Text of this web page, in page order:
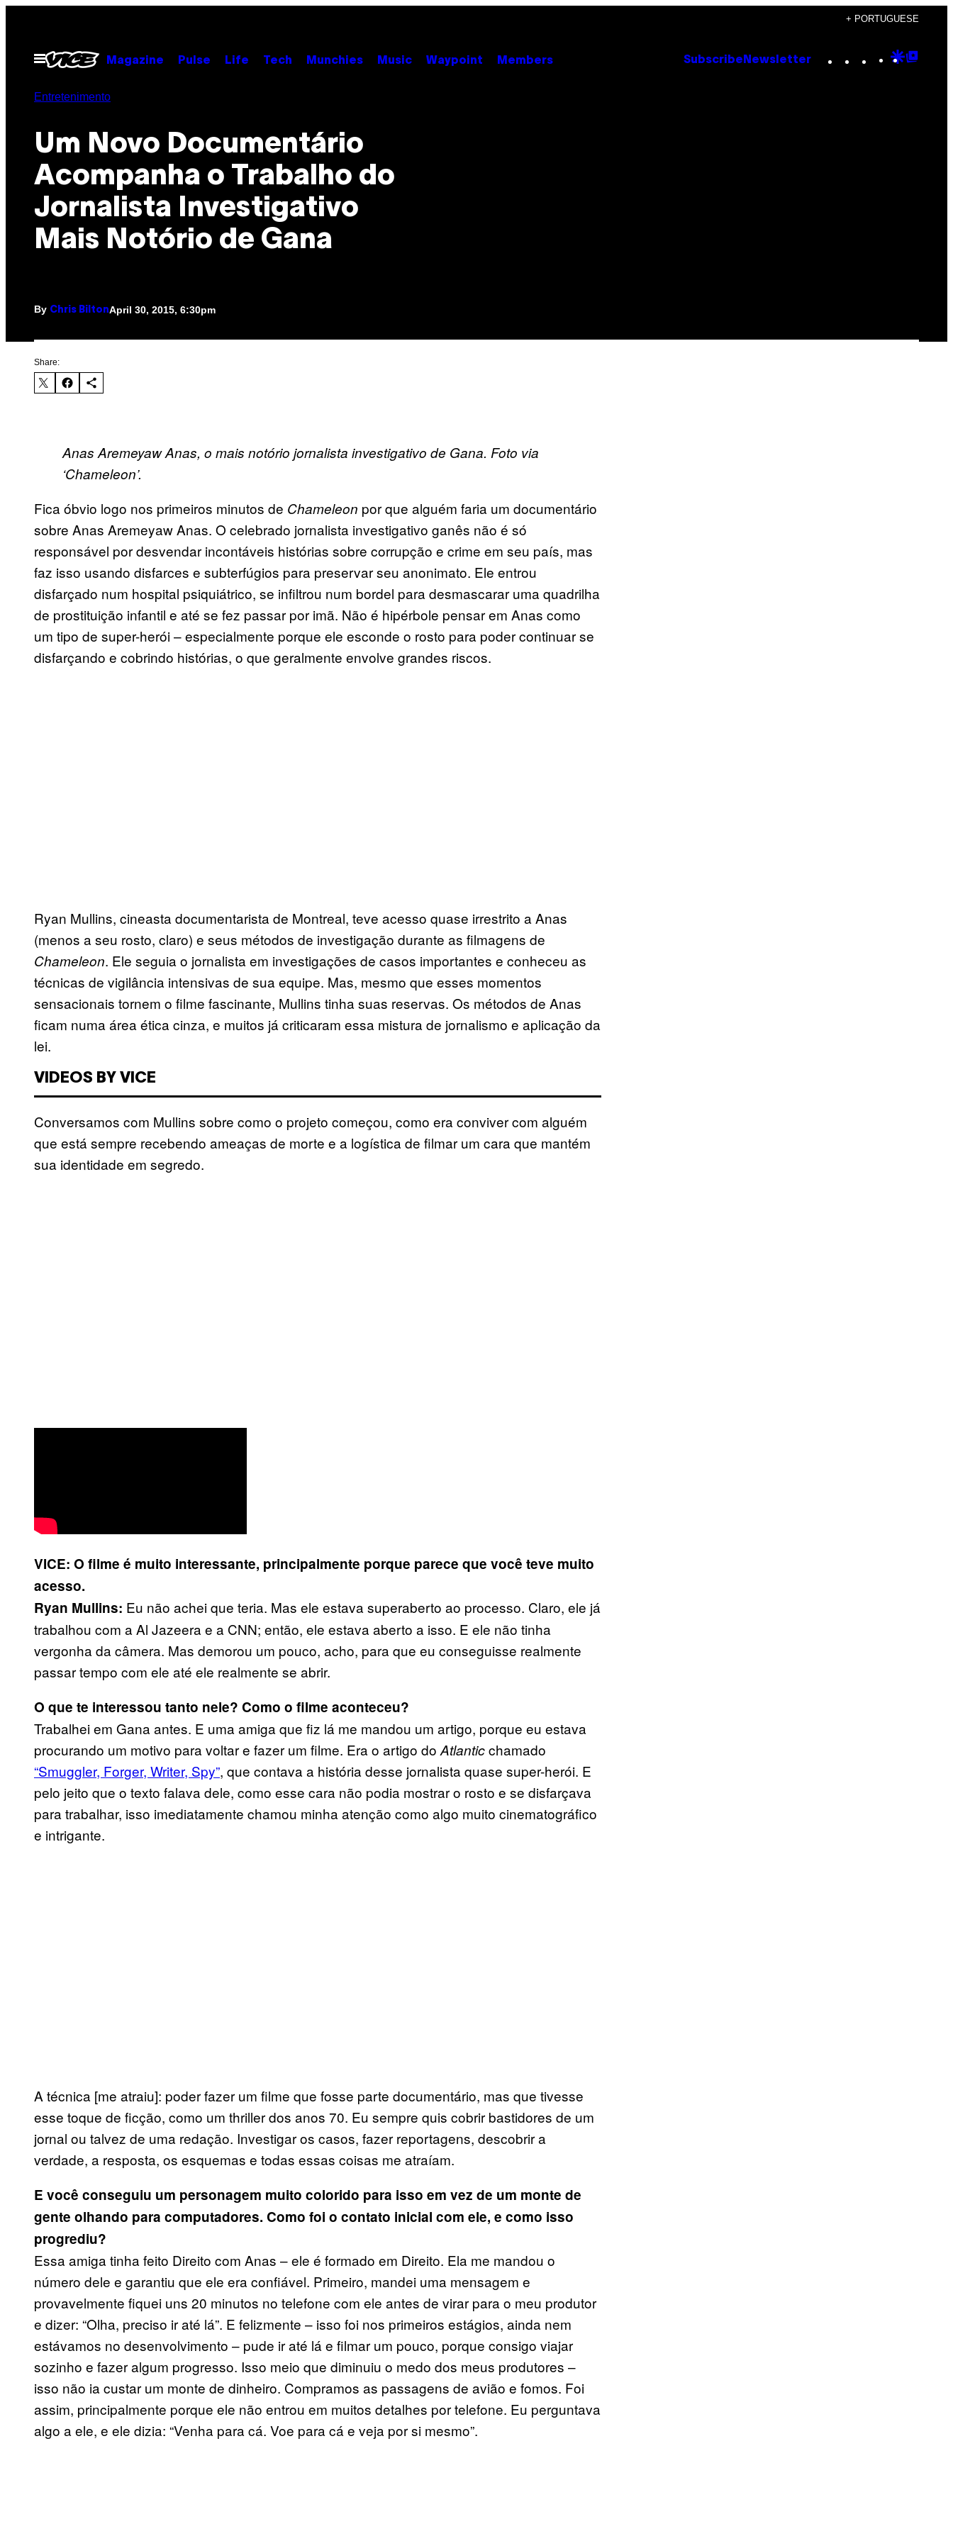
content
+ PORTUGUESE
Open
Menu
Magazine Pulse Life Tech Munchies Music Waypoint Members Subscribe Newsletter Instagram
TikTok
YouTube
Google
Entretenimento
Um Novo Documentário
Acompanha o Trabalho do
Jornalista Investigativo
Mais Notório de Gana
By Chris BiltonApril 30, 2015, 6:30pm
Share:
Anas Aremeyaw Anas, o mais notório jornalista investigativo de Gana. Foto via
‘Chameleon’.
Fica óbvio logo nos primeiros minutos de Chameleon por que alguém faria um documentário
sobre Anas Aremeyaw Anas. O celebrado jornalista investigativo ganês não é só
responsável por desvendar incontáveis histórias sobre corrupção e crime em seu país, mas
faz isso usando disfarces e subterfúgios para preservar seu anonimato. Ele entrou
disfarçado num hospital psiquiátrico, se infiltrou num bordel para desmascarar uma quadrilha
de prostituição infantil e até se fez passar por imã. Não é hipérbole pensar em Anas como
um tipo de super-herói – especialmente porque ele esconde o rosto para poder continuar se
disfarçando e cobrindo histórias, o que geralmente envolve grandes riscos.
Ryan Mullins, cineasta documentarista de Montreal, teve acesso quase irrestrito a Anas
(menos a seu rosto, claro) e seus métodos de investigação durante as filmagens de
Chameleon. Ele seguia o jornalista em investigações de casos importantes e conheceu as
técnicas de vigilância intensivas de sua equipe. Mas, mesmo que esses momentos
sensacionais tornem o filme fascinante, Mullins tinha suas reservas. Os métodos de Anas
ficam numa área ética cinza, e muitos já criticaram essa mistura de jornalismo e aplicação da
lei.
VIDEOS BY VICE
Conversamos com Mullins sobre como o projeto começou, como era conviver com alguém
que está sempre recebendo ameaças de morte e a logística de filmar um cara que mantém
sua identidade em segredo.
VICE: O filme é muito interessante, principalmente porque parece que você teve muito
acesso.
Ryan Mullins: Eu não achei que teria. Mas ele estava superaberto ao processo. Claro, ele já
trabalhou com a Al Jazeera e a CNN; então, ele estava aberto a isso. E ele não tinha
vergonha da câmera. Mas demorou um pouco, acho, para que eu conseguisse realmente
passar tempo com ele até ele realmente se abrir.
O que te interessou tanto nele? Como o filme aconteceu?
Trabalhei em Gana antes. E uma amiga que fiz lá me mandou um artigo, porque eu estava
procurando um motivo para voltar e fazer um filme. Era o artigo do Atlanticchamado
“Smuggler, Forger, Writer, Spy”, que contava a história desse jornalista quase super-herói. E
pelo jeito que o texto falava dele, como esse cara não podia mostrar o rosto e se disfarçava
para trabalhar, isso imediatamente chamou minha atenção como algo muito cinematográfico
e intrigante.
A técnica [me atraiu]: poder fazer um filme que fosse parte documentário, mas que tivesse
esse toque de ficção, como um thriller dos anos 70. Eu sempre quis cobrir bastidores de um
jornal ou talvez de uma redação. Investigar os casos, fazer reportagens, descobrir a
verdade, a resposta, os esquemas e todas essas coisas me atraíam.
E você conseguiu um personagem muito colorido para isso em vez de um monte de
gente olhando para computadores. Como foi o contato inicial com ele, e como isso
progrediu?
Essa amiga tinha feito Direito com Anas – ele é formado em Direito. Ela me mandou o
número dele e garantiu que ele era confiável. Primeiro, mandei uma mensagem e
provavelmente fiquei uns 20 minutos no telefone com ele antes de virar para o meu produtor
e dizer: “Olha, preciso ir até lá”. E felizmente – isso foi nos primeiros estágios, ainda nem
estávamos no desenvolvimento – pude ir até lá e filmar um pouco, porque consigo viajar
sozinho e fazer algum progresso. Isso meio que diminuiu o medo dos meus produtores –
isso não ia custar um monte de dinheiro. Compramos as passagens de avião e fomos. Foi
assim, principalmente porque ele não entrou em muitos detalhes por telefone. Eu perguntava
algo a ele, e ele dizia: “Venha para cá. Voe para cá e veja por si mesmo”.